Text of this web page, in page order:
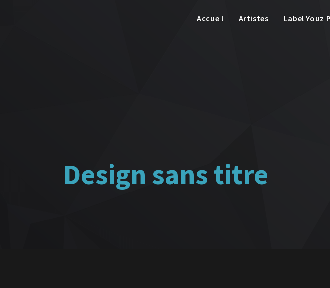
Accueil Artistes Label Youz
Design sans titre